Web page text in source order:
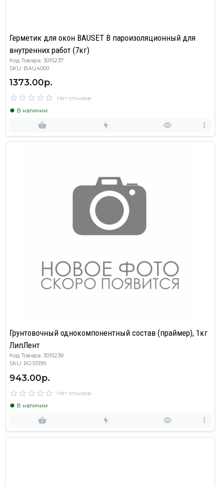
Герметик для окон BAUSET B пароизоляционный для
внутренних работ (7кг)
Код Товара: 3015237
SKU: BAU4000
1373.00р.
Нет отзывов
В наличии
Грунтовочный однокомпонентный состав (праймер), 1кг
ЛипЛент
Код Товара: 3015239
SKU: ROS5195
943.00р.
Нет отзывов
В наличии